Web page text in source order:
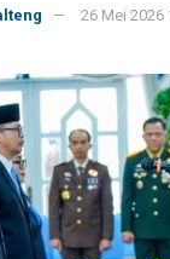
26 Mei 2026